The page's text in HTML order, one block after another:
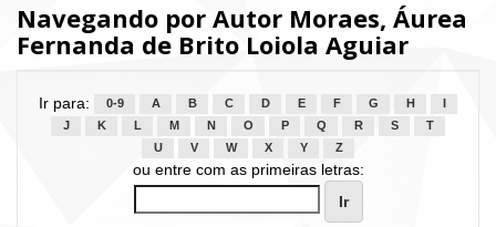
Navegando por Autor Moraes, Áurea
Fernanda de Brito Loiola Aguiar
Ir para: 0-9 A B C D E F G H
J
K L M N O P Q R S
T
U
V W X Y Z
ou entre com as primeiras letras: